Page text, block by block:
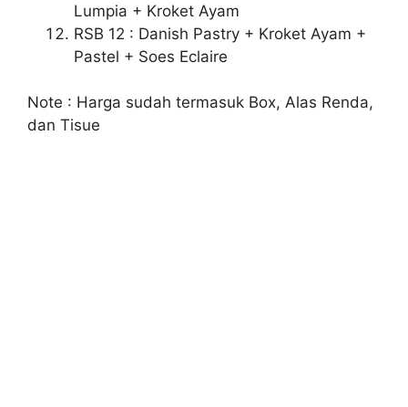
Lumpia + Kroket Ayam
RSB 12 : Danish Pastry + Kroket Ayam +
Pastel + Soes Eclaire
Note : Harga sudah termasuk Box, Alas Renda,
dan Tisue